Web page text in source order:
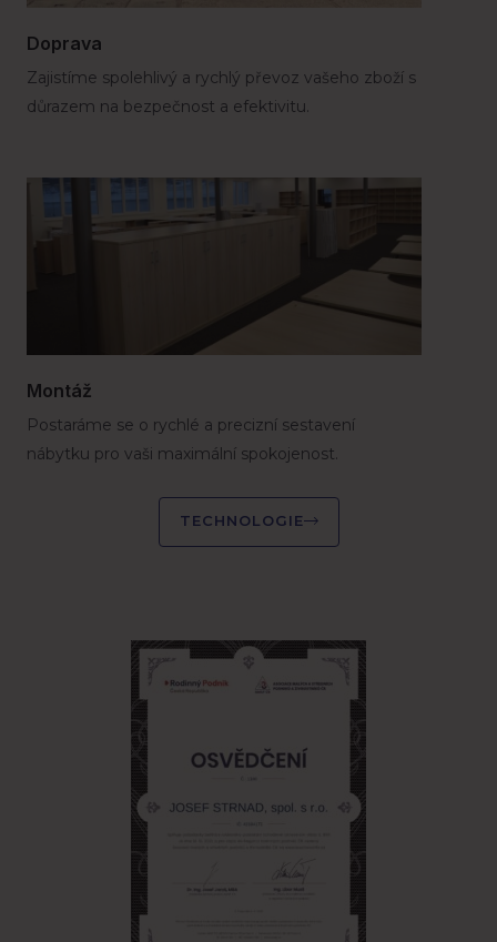
Doprava
Zajistíme spolehlivý a rychlý převoz vašeho zboží s
důrazem na bezpečnost a efektivitu.
Montáž
Postaráme se o rychlé a precizní sestavení
nábytku pro vaši maximální spokojenost.
TECHNOLOGIE